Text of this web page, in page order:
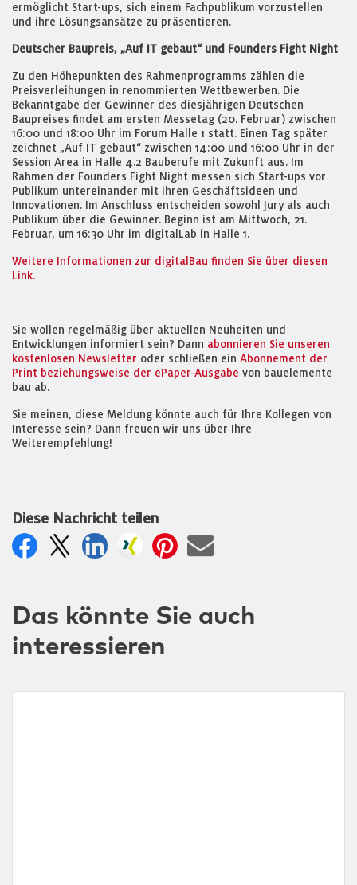
ermöglicht Start-ups, sich einem Fachpublikum vorzustellen
und ihre Lösungsansätze zu präsentieren.
Deutscher Baupreis, „Auf IT gebaut“ und Founders Fight Night
Zu den Höhepunkten des Rahmenprogramms zählen die
Preisverleihungen in renommierten Wettbewerben. Die
Bekanntgabe der Gewinner des diesjährigen Deutschen
Baupreises findet am ersten Messetag (20. Februar) zwischen
16:00 und 18:00 Uhr im Forum Halle 1 statt. Einen Tag später
zeichnet „Auf IT gebaut“ zwischen 14:00 und 16:00 Uhr in der
Session Area in Halle 4.2 Bauberufe mit Zukunft aus. Im
Rahmen der Founders Fight Night messen sich Start-ups vor
Publikum untereinander mit ihren Geschäftsideen und
Innovationen. Im Anschluss entscheiden sowohl Jury als auch
Publikum über die Gewinner. Beginn ist am Mittwoch, 21.
Februar, um 16:30 Uhr im digitalLab in Halle 1.
Weitere Informationen zur digitalBau finden Sie über diesen
Link.
Sie wollen regelmäßig über aktuellen Neuheiten und
Entwicklungen informiert sein? Dann abonnieren Sie unseren
kostenlosen Newsletter oder schließen ein Abonnement der
Print beziehungsweise der ePaper-Ausgabe von bauelemente
bau ab.
Sie meinen, diese Meldung könnte auch für Ihre Kollegen von
Interesse sein? Dann freuen wir uns über Ihre
Weiterempfehlung!
Diese Nachricht teilen
Das könnte Sie auch
interessieren